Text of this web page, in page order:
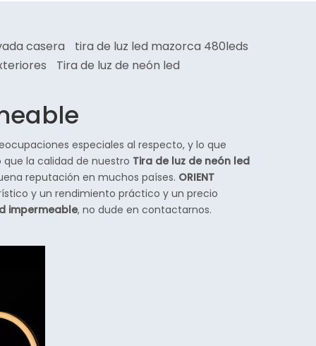
casera
tira de luz led mazorca 480leds
Tira de luz de neón led
especiales al respecto, y lo que
la calidad de nuestro Tira de luz de neón led
reputación en muchos países. ORIENT
y un rendimiento práctico y un precio
impermeable, no dude en contactarnos.